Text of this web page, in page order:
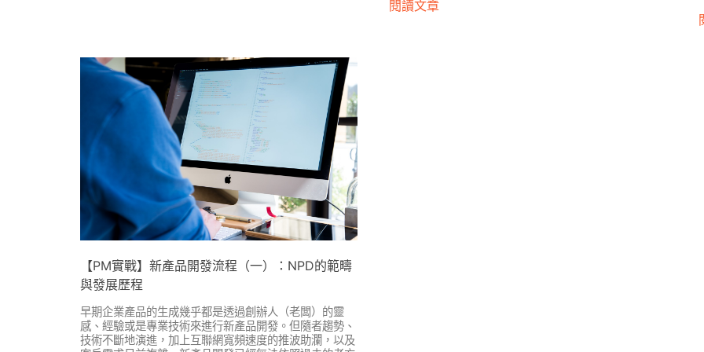
閱讀文章
【PM實戰】新產品開發流程（一）：NPD的範疇
與發展歷程
早期企業產品的生成幾乎都是透過創辦人（老闆）的靈
感、經驗或是專業技術來進行新產品開發。但隨者趨勢、
技術不斷地演進，加上互聯網寬頻速度的推波助瀾，以及